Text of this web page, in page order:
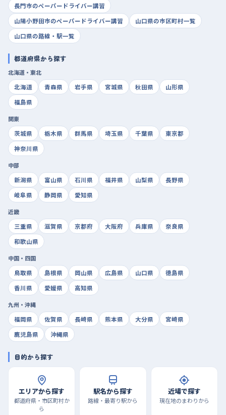
長門市のペーパードライバー講習
山陽小野田市のペーパードライバー講習
山口県の市区町村一覧
山口県の路線・駅一覧
都道府県から探す
北海道・東北
北海道
青森県 岩手県 宮城県 秋田県
山形県
福島県
関東
茨城県
栃木県 群馬県 埼玉県 千葉県
東京都
神奈川県
中部
新潟県
富山県 石川県 福井県 山梨県
長野県
岐阜県
静岡県 愛知県
近畿
三重県
滋賀県 京都府 大阪府 兵庫県
奈良県
和歌山県
中国・四国
鳥取県
島根県 岡山県 広島県 山口県
徳島県
香川県
愛媛県 高知県
九州・沖縄
福岡県
佐賀県 長崎県 熊本県 大分県
宮崎県
鹿児島県
沖縄県
目的から探す
エリアから探す
都道府県・市区町村か
ら
駅名から探す
路線・最寄り駅から
近場で探す
現在地のまわりから